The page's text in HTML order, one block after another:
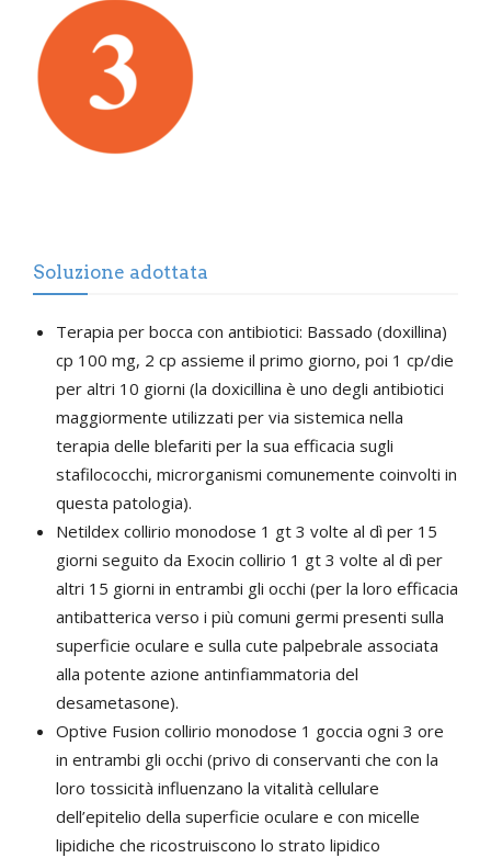
Soluzione adottata
Terapia per bocca con antibiotici: Bassado (doxillina)
cp 100 mg, 2 cp assieme il primo giorno, poi 1 cp/die
per altri 10 giorni (la doxicillina è uno degli antibiotici
maggiormente utilizzati per via sistemica nella
terapia delle blefariti per la sua efficacia sugli
stafilococchi, microrganismi comunemente coinvolti in
questa patologia).
Netildex collirio monodose 1 gt 3 volte al dì per 15
giorni seguito da Exocin collirio 1 gt 3 volte al dì per
altri 15 giorni in entrambi gli occhi (per la loro efficacia
antibatterica verso i più comuni germi presenti sulla
superficie oculare e sulla cute palpebrale associata
alla potente azione antinfiammatoria del
desametasone).
Optive Fusion collirio monodose 1 goccia ogni 3 ore
in entrambi gli occhi (privo di conservanti che con la
loro tossicità influenzano la vitalità cellulare
dell’epitelio della superficie oculare e con micelle
lipidiche che ricostruiscono lo strato lipidico